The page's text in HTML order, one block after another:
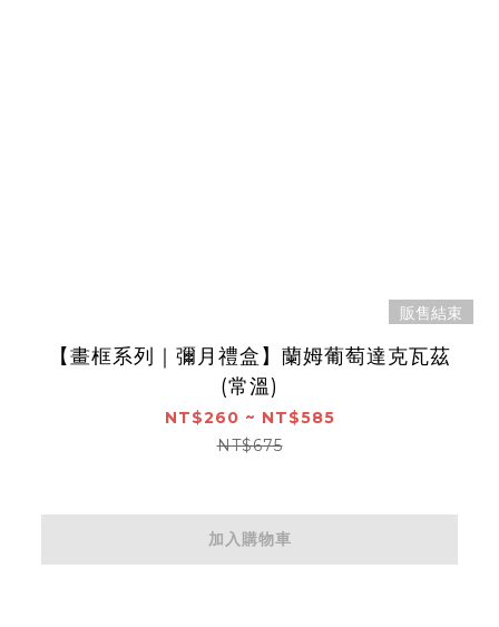
販售結束
【畫框系列｜彌月禮盒】蘭姆葡萄達克瓦茲
(常溫)
NT$260 ~ NT$585
NT$675
加入購物車